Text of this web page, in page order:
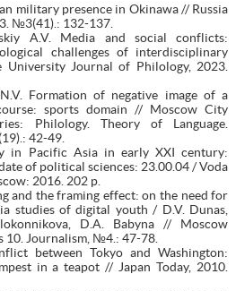
military presence in Okinawa // Russia
№3(41).: 132-137.
A.V. Media and social conflicts:
challenges of interdisciplinary
University Journal of Philology, 2023.
Formation of negative image of a
sports domain // Moscow City
Philology. Theory of Language.
42-49.
in Pacific Asia in early XXI century:
of political sciences: 23.00.04 / Voda
2016. 202 p.
and the framing effect: on the need for
studies of digital youth / D.V. Dunas,
D.A. Babyna // Moscow
10. Journalism, №4.: 47-78.
between Tokyo and Washington:
in a teapot // Japan Today, 2010.